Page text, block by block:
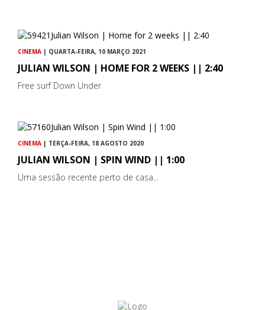
CINEMA | QUARTA-FEIRA, 10 MARÇO 2021
JULIAN WILSON | HOME FOR 2 WEEKS || 2:40
Free surf Down Under
CINEMA | TERÇA-FEIRA, 18 AGOSTO 2020
JULIAN WILSON | SPIN WIND || 1:00
Uma sessão recente perto de casa...